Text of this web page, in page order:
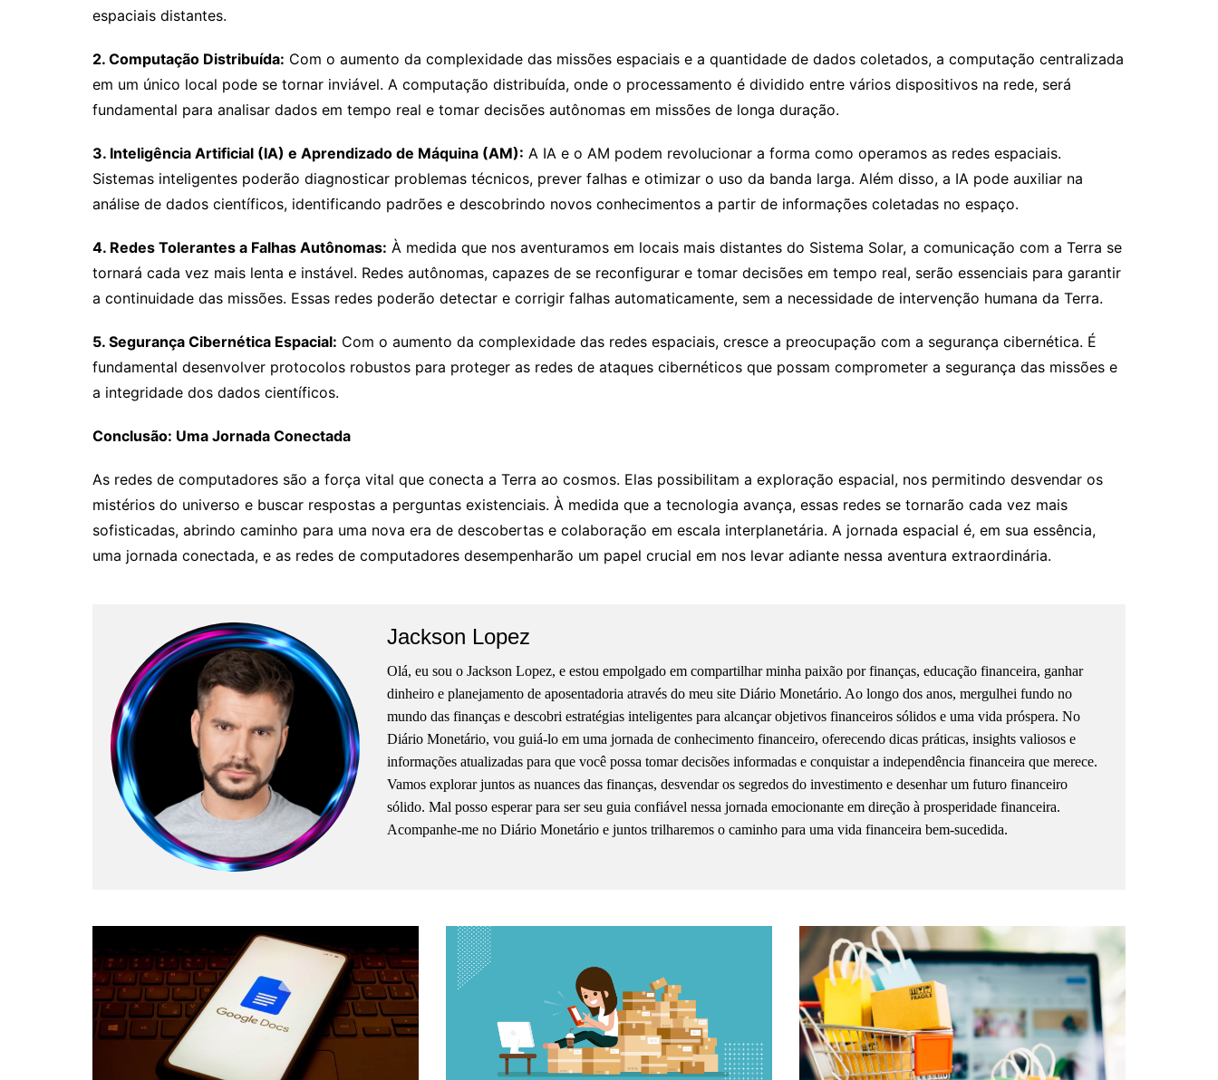
espaciais distantes.
2. Computação Distribuída: Com o aumento da complexidade das missões espaciais e a quantidade de dados coletados, a computação centralizada
em um único local pode se tornar inviável. A computação distribuída, onde o processamento é dividido entre vários dispositivos na rede, será
fundamental para analisar dados em tempo real e tomar decisões autônomas em missões de longa duração.
3. Inteligência Artificial (IA) e Aprendizado de Máquina (AM): A IA e o AM podem revolucionar a forma como operamos as redes espaciais.
Sistemas inteligentes poderão diagnosticar problemas técnicos, prever falhas e otimizar o uso da banda larga. Além disso, a IA pode auxiliar na
análise de dados científicos, identificando padrões e descobrindo novos conhecimentos a partir de informações coletadas no espaço.
4. Redes Tolerantes a Falhas Autônomas: À medida que nos aventuramos em locais mais distantes do Sistema Solar, a comunicação com a Terra se
tornará cada vez mais lenta e instável. Redes autônomas, capazes de se reconfigurar e tomar decisões em tempo real, serão essenciais para garantir
a continuidade das missões. Essas redes poderão detectar e corrigir falhas automaticamente, sem a necessidade de intervenção humana da Terra.
5. Segurança Cibernética Espacial: Com o aumento da complexidade das redes espaciais, cresce a preocupação com a segurança cibernética. É
fundamental desenvolver protocolos robustos para proteger as redes de ataques cibernéticos que possam comprometer a segurança das missões e
a integridade dos dados científicos.
Conclusão: Uma Jornada Conectada
As redes de computadores são a força vital que conecta a Terra ao cosmos. Elas possibilitam a exploração espacial, nos permitindo desvendar os
mistérios do universo e buscar respostas a perguntas existenciais. À medida que a tecnologia avança, essas redes se tornarão cada vez mais
sofisticadas, abrindo caminho para uma nova era de descobertas e colaboração em escala interplanetária. A jornada espacial é, em sua essência,
uma jornada conectada, e as redes de computadores desempenharão um papel crucial em nos levar adiante nessa aventura extraordinária.
Jackson Lopez
Olá, eu sou o Jackson Lopez, e estou empolgado em compartilhar minha paixão por finanças, educação financeira, ganhar
dinheiro e planejamento de aposentadoria através do meu site Diário Monetário. Ao longo dos anos, mergulhei fundo no
mundo das finanças e descobri estratégias inteligentes para alcançar objetivos financeiros sólidos e uma vida próspera. No
Diário Monetário, vou guiá-lo em uma jornada de conhecimento financeiro, oferecendo dicas práticas, insights valiosos e
informações atualizadas para que você possa tomar decisões informadas e conquistar a independência financeira que merece.
Vamos explorar juntos as nuances das finanças, desvendar os segredos do investimento e desenhar um futuro financeiro
sólido. Mal posso esperar para ser seu guia confiável nessa jornada emocionante em direção à prosperidade financeira.
Acompanhe-me no Diário Monetário e juntos trilharemos o caminho para uma vida financeira bem-sucedida.